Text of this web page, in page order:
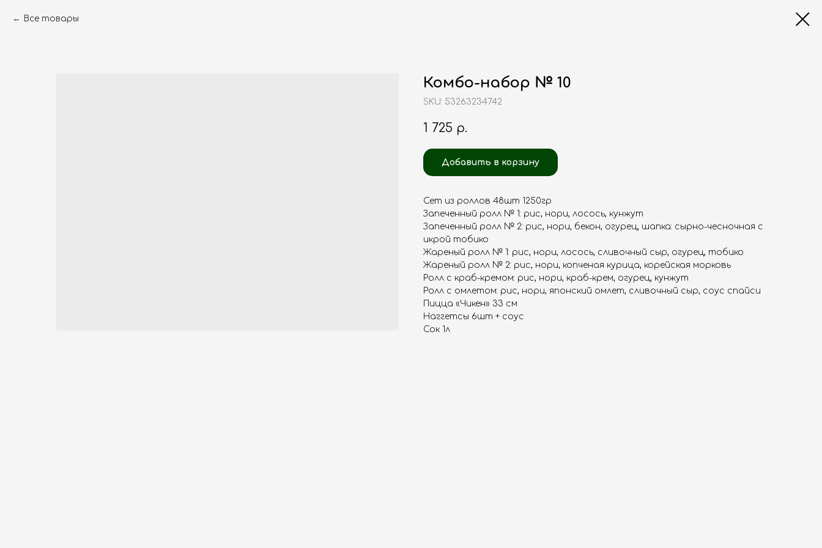
Все товары
Комбо-набор № 10
SKU: 53263234742
1 725 р.
Добавить в корзину
Сет из роллов 48шт 1250гр
Запеченный ролл № 1: рис, нори, лосось, кунжут
Запеченный ролл № 2: рис, нори, бекон, огурец, шапка: сырно-чесночная с
икрой тобико
Жареный ролл № 1: рис, нори, лосось, сливочный сыр, огурец, тобико
Жареный ролл № 2: рис, нори, копченая курица, корейская морковь
Ролл с краб-кремом: рис, нори, краб-крем, огурец, кунжут
Ролл с омлетом: рис, нори, японский омлет, сливочный сыр, соус спайси
Пицца «Чикен» 33 см
Наггетсы 6шт + соус
Сок 1л